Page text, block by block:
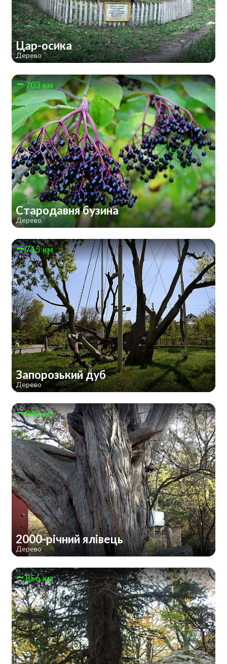
Цар-осика
Дерево
703 км
Стародавня бузина
Дерево
715 км
Запорозький дуб
Дерево
843 км
2000-річний ялівець
Дерево
856 км